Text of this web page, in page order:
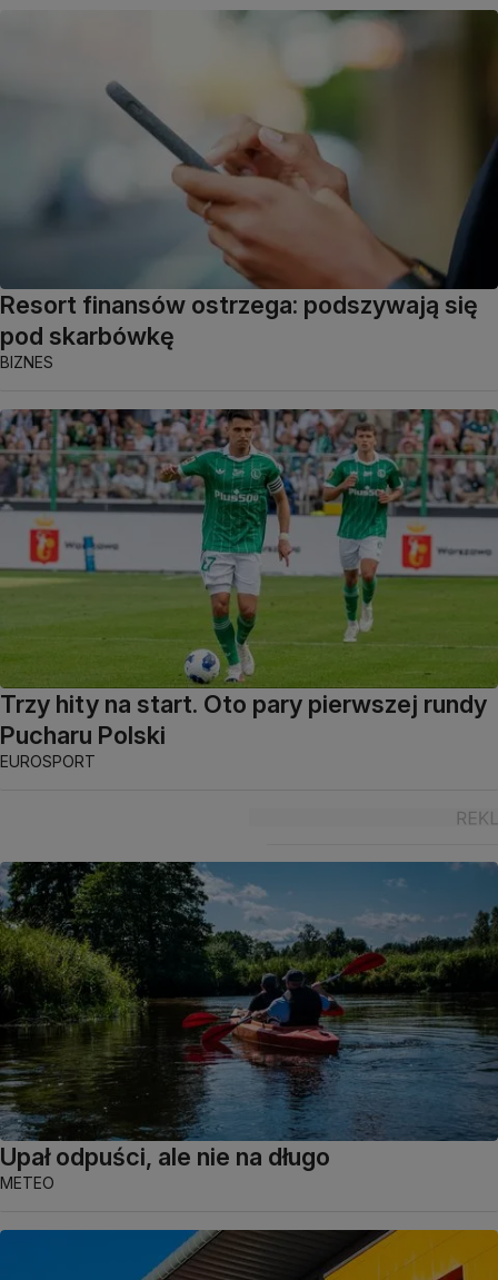
Resort finansów ostrzega: podszywają się
pod skarbówkę
BIZNES
Trzy hity na start. Oto pary pierwszej rundy
Pucharu Polski
EUROSPORT
Upał odpuści, ale nie na długo
METEO